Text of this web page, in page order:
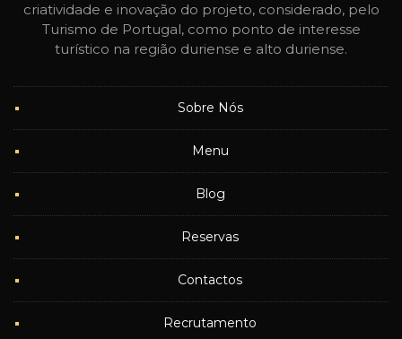
criatividade e inovação do projeto, considerado, pelo
Turismo de Portugal, como ponto de interesse
turístico na região duriense e alto duriense.
Sobre Nós
Menu
Blog
Reservas
Contactos
Recrutamento